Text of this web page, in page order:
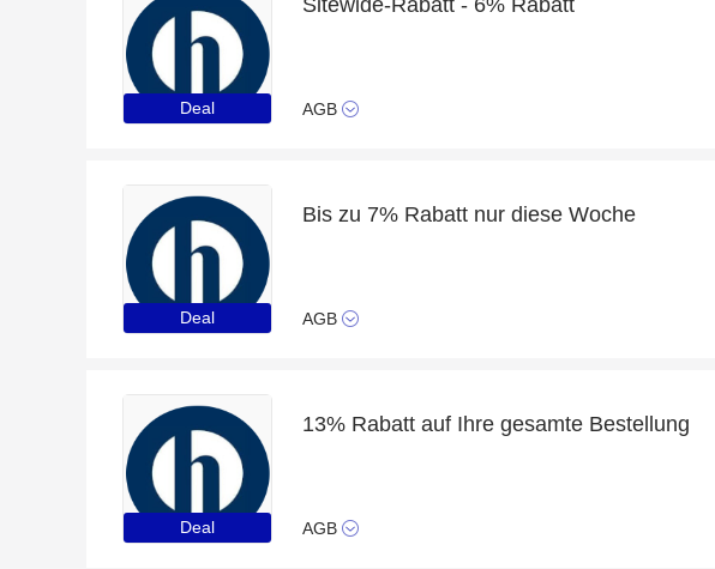
Deal
Sitewide-Rabatt - 6% Rabatt
AGB
Deal
Bis zu 7% Rabatt nur diese Woche
AGB
Deal
13% Rabatt auf Ihre gesamte Bestellung
AGB